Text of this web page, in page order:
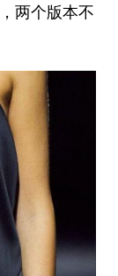
两个版本不